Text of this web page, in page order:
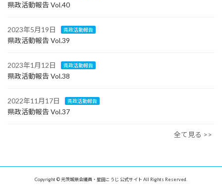
県政活動報告 Vol.40
2023年5月19日 県政活動報告
県政活動報告 Vol.39
2023年1月12日 県政活動報告
県政活動報告 Vol.38
2022年11月17日 県政活動報告
県政活動報告 Vol.37
全て見る >>
Copyright © 元茨城県会議員・星田こうじ 公式サイト All Rights Reserved.